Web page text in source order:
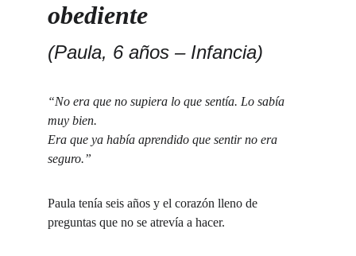
obediente
(Paula, 6 años – Infancia)
“No era que no supiera lo que sentía. Lo sabía
muy bien.
Era que ya había aprendido que sentir no era
seguro.”
Paula tenía seis años y el corazón lleno de
preguntas que no se atrevía a hacer.